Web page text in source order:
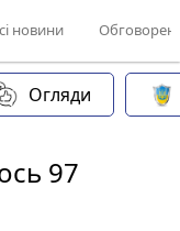
новини
Огляди
97